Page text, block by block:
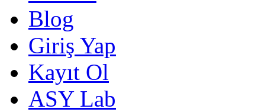
Blog
Giriş Yap
Kayıt Ol
ASY Lab